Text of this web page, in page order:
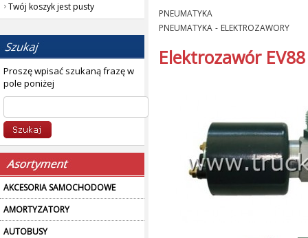
Twój koszyk jest pusty
Proszę wpisać szukaną frazę w
pole poniżej
AKCESORIA SAMOCHODOWE
AMORTYZATORY
AUTOBUSY
PNEUMATYKA
PNEUMATYKA - ELEKTROZAWORY
Elektrozawór